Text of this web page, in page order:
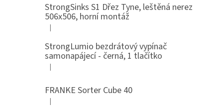
StrongSinks S1 Dřez Tyne, leštěná nerez
506x506, horní montáž
Hodnocení produktu je 5 z 5 hvězdiček.
|
StrongLumio bezdrátový vypínač
samonapájecí - černá, 1 tlačítko
Hodnocení produktu je 4 z 5 hvězdiček.
|
FRANKE Sorter Cube 40
Hodnocení produktu je 3 z 5 hvězdiček.
|